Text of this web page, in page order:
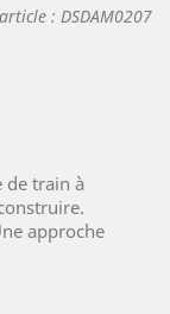
: DSDAM0207
de train à
approche